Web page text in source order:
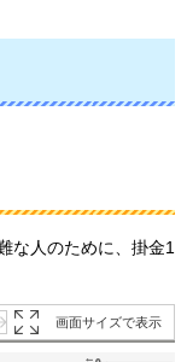
な人のために、掛金1
画面サイズで表示